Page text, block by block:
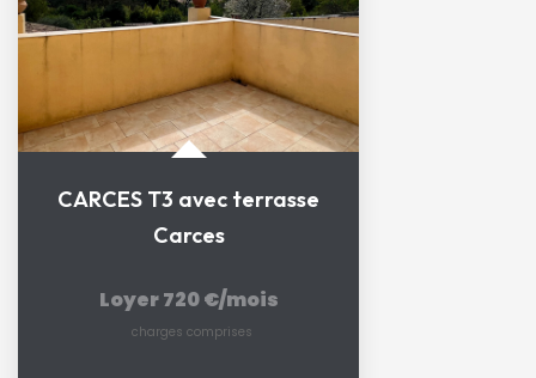
CARCES T3 avec terrasse
Carces
Loyer 720 €/mois
charges comprises